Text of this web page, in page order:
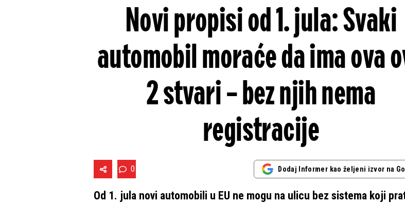
Novi propisi od 1. jula: Svaki
automobil moraće da ima ova
2 stvari – bez njih nema
registracije
0 Dodaj Informer kao željeni izvor na
Od 1. jula novi automobili u EU ne mogu na ulicu bez sistema koji